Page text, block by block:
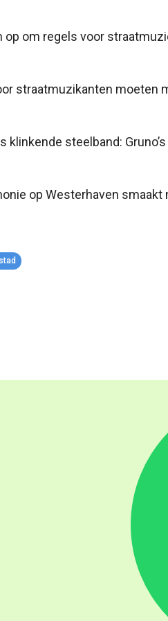
op om regels voor
straatmuzikanten moeten
klinkende steelband:
op Westerhaven